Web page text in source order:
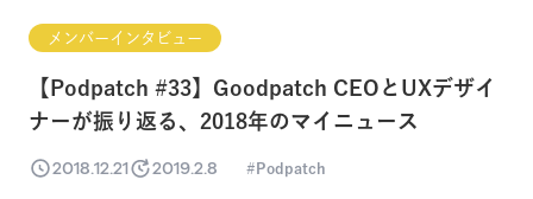
メンバーインタビュー
【Podpatch #33】Goodpatch CEOとUXデザイ
ナーが振り返る、2018年のマイニュース
2018.12.21 2019.2.8 Podpatch